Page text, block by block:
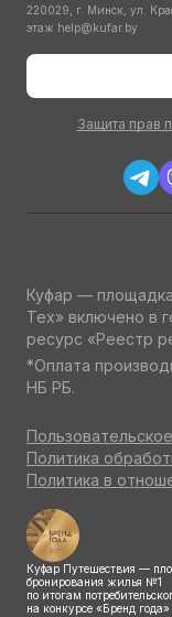
220029, г. Минск, ул.
этаж help@kufar.by
Защита прав
Куфар —
Тех» включено в
ресурс «Реестр
*Оплата
НБ РБ.
Политика
Политика в
Куфар Путешествия —
бронирования жилья №1
по итогам
на конкурсе «Бренд